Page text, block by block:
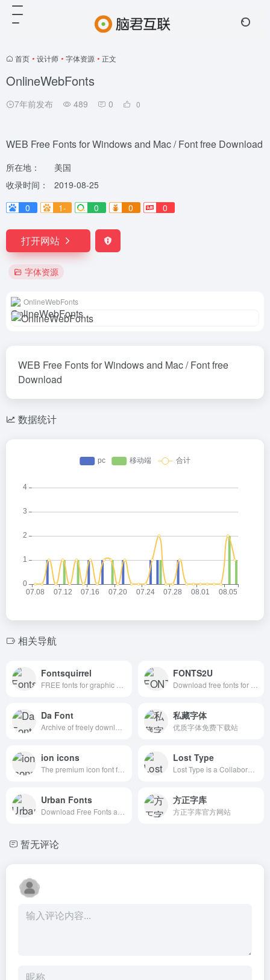
首页 • 设计师 • 字体资源 • 正文
OnlineWebFonts
7年前发布 489 0 0
WEB Free Fonts for Windows and Mac / Font free Download
所在地：
美国
收录时间：
2019-08-25
0
1- 0 0 0
打开网站
字体资源
OnlineWebFonts
WEB Free Fonts for Windows and Mac / Font free
Download
数据统计
相关导航
Fontsquirrel FONTS2U
Da Font 私藏字体
优质字体免费下载站
ion icons Lost Type
Urban Fonts 方正字库
方正字库官方网站
暂无评论